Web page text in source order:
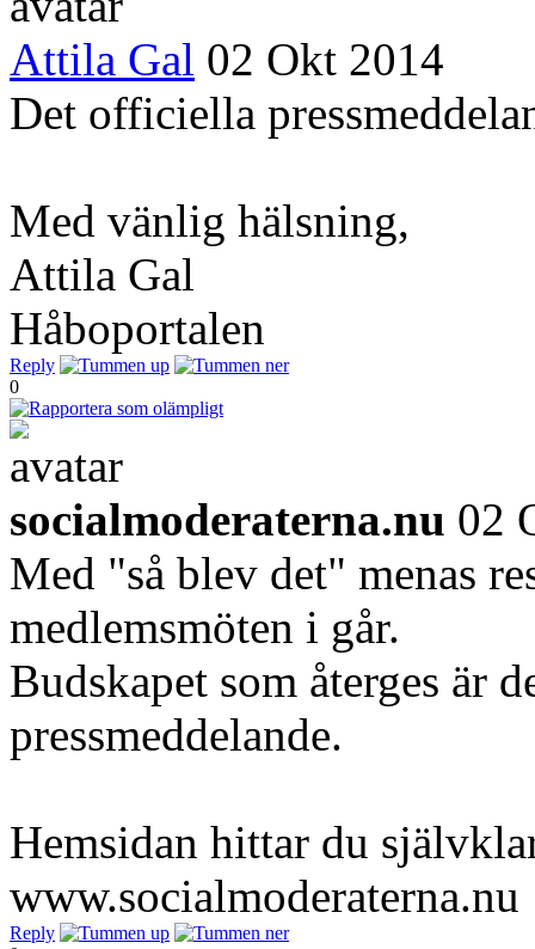
Attila Gal 02 Okt 2014
Det officiella
Med vänlig hälsning,
Attila Gal
Håboportalen
Reply
0
socialmoderaterna.nu 02
Med "så blev det" menas
medlemsmöten i går.
Budskapet som återges är
pressmeddelande.
Hemsidan hittar du
www.socialmoderaterna.nu
Reply